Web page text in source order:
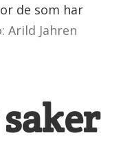
de som har
Arild Jahren